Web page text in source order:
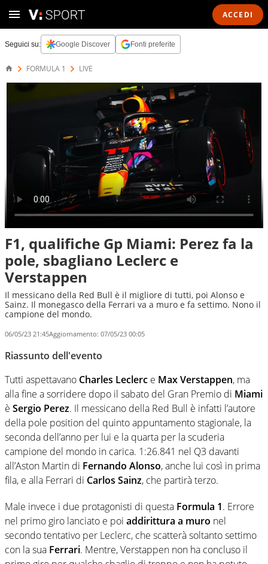
ACCEDI
Seguici su: Google Discover Fonti preferite
FORMULA 1 LIVE
F1, qualifiche Gp Miami: Perez fa la
pole, sbagliano Leclerc e
Verstappen
Il messicano della Red Bull è il migliore di tutti, poi Alonso e
Sainz. Il monegasco della Ferrari va a muro e fa settimo. Nono il
campione del mondo.
06/05/23 21:45Aggiornamento: 07/05/23 00:05
Riassunto dell'evento
Tutti aspettavano Charles Leclerc e Max Verstappen, ma
alla fine a sorridere dopo il sabato del Gran Premio di Miami
è Sergio Perez. Il messicano della Red Bull è infatti l’autore
della pole position del quinto appuntamento stagionale, la
seconda dell’anno per lui e la quarta per la scuderia
campione del mondo in carica. 1:26.841 nel Q3 davanti
all’Aston Martin di Fernando Alonso, anche lui così in prima
fila, e alla Ferrari di Carlos Sainz, che partirà terzo.
Male invece i due protagonisti di questa Formula 1. Errore
nel primo giro lanciato e poi addirittura a muro nel
secondo tentativo per Leclerc, che scatterà soltanto settimo
con la sua Ferrari. Mentre, Verstappen non ha concluso il